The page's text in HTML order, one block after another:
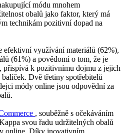
módu mnohem
obalů jako faktor, který má
technikám pozitivní dopad na
efektivní využívání materiálů (62%),
(61%) a povědomí o tom, že je
přispívá k pozitivnímu dojmu z jejich
Dvě třetiny spotřebitelů
módy online jsou odpovědní za
, souběžně s očekáváním
svou řadu udržitelných obalů